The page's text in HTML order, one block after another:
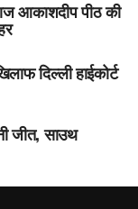
आकाशदीप पीठ की
दिल्ली हाईकोर्ट
जीत, साउथ